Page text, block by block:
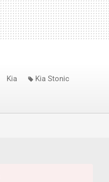
Kia Kia Stonic